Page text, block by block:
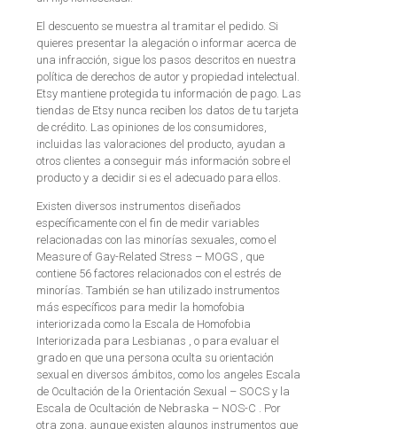
El descuento se muestra al tramitar el pedido. Si
quieres presentar la alegación o informar acerca de
una infracción, sigue los pasos descritos en nuestra
política de derechos de autor y propiedad intelectual.
Etsy mantiene protegida tu información de pago. Las
tiendas de Etsy nunca reciben los datos de tu tarjeta
de crédito. Las opiniones de los consumidores,
incluidas las valoraciones del producto, ayudan a
otros clientes a conseguir más información sobre el
producto y a decidir si es el adecuado para ellos.
Existen diversos instrumentos diseñados
específicamente con el fin de medir variables
relacionadas con las minorías sexuales, como el
Measure of Gay-Related Stress – MOGS , que
contiene 56 factores relacionados con el estrés de
minorías. También se han utilizado instrumentos
más específicos para medir la homofobia
interiorizada como la Escala de Homofobia
Interiorizada para Lesbianas , o para evaluar el
grado en que una persona oculta su orientación
sexual en diversos ámbitos, como los angeles Escala
de Ocultación de la Orientación Sexual – SOCS y la
Escala de Ocultación de Nebraska – NOS-C . Por
otra zona, aunque existen algunos instrumentos que